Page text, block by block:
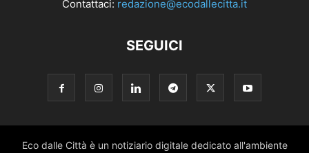
Contattaci: redazione@ecodallecitta.it
SEGUICI
Eco dalle Città è un notiziario digitale dedicato all'ambiente